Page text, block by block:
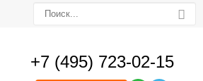
+7 (495) 723-02-15